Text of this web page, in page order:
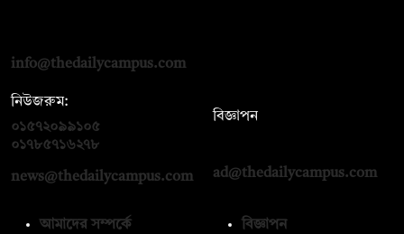
info@thedailycampus.com
নিউজরুম:
০১৫৭২০৯৯১০৫
০১৭৮৫৭১৬২৭৮
news@thedailycampus.com
বিজ্ঞাপন
ad@thedailycampus.com
আমাদের সম্পর্কে
বিজ্ঞাপন